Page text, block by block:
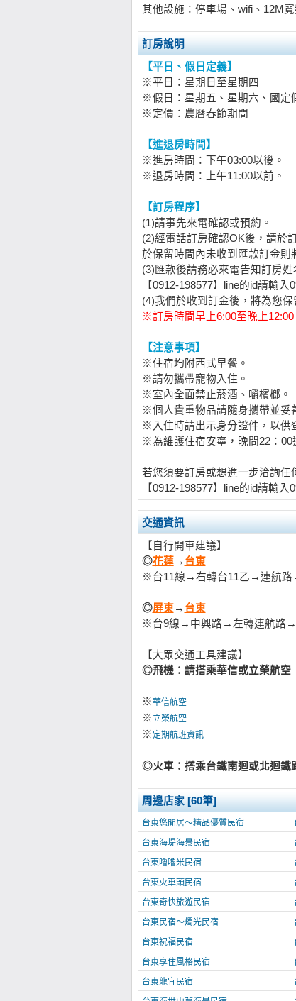
其他設施：停車場、wifi、12M
訂房說明
【平日、假日定義】
※平日：星期日至星期四
※假日：星期五、星期六、國定
※定價：農曆春節期間
【進退房時間】
※進房時間：下午03:00以後。
※退房時間：上午11:00以前。
【訂房程序】
(1)請事先來電確認或預約。
(2)經電話訂房確認OK後，請於
於保留時間內未收到匯款訂金則
(3)匯款後請務必來電告知訂房
【0912-198577】line的id請輸入
(4)我們於收到訂金後，將為您保
※訂房時間早上6:00至晚上12:00
【注意事項】
※住宿均附西式早餐。
※請勿攜帶寵物入住。
※室內全面禁止菸酒、嚼檳榔。
※個人貴重物品請隨身攜帶並妥
※入住時請出示身分證件，以供
※為維護住宿安寧，晚間22：00
若您須要訂房或想進一步洽詢任
【0912-198577】line的id請輸入
交通資訊
【自行開車建議】
◎花蓮→ 台東
※台11線→右轉台11乙→連航
◎屏東→ 台東
※台9線→中興路→左轉連航路
【大眾交通工具建議】
◎飛機：請搭乘華信或立榮航空
※華信航空
※立榮航空
※ 定期航班資訊
◎火車：搭乘台鐵南迴或北迴鐵
周邊店家 [60筆]
台東悠閒居～精品優質民宿
台東海堤海景民宿
台東嚕嚕米民宿
台東火車頭民宿
台東奇快旅遊民宿
台東民宿～燭光民宿
台東祝福民宿
台東享住風格民宿
台東龍宜民宿